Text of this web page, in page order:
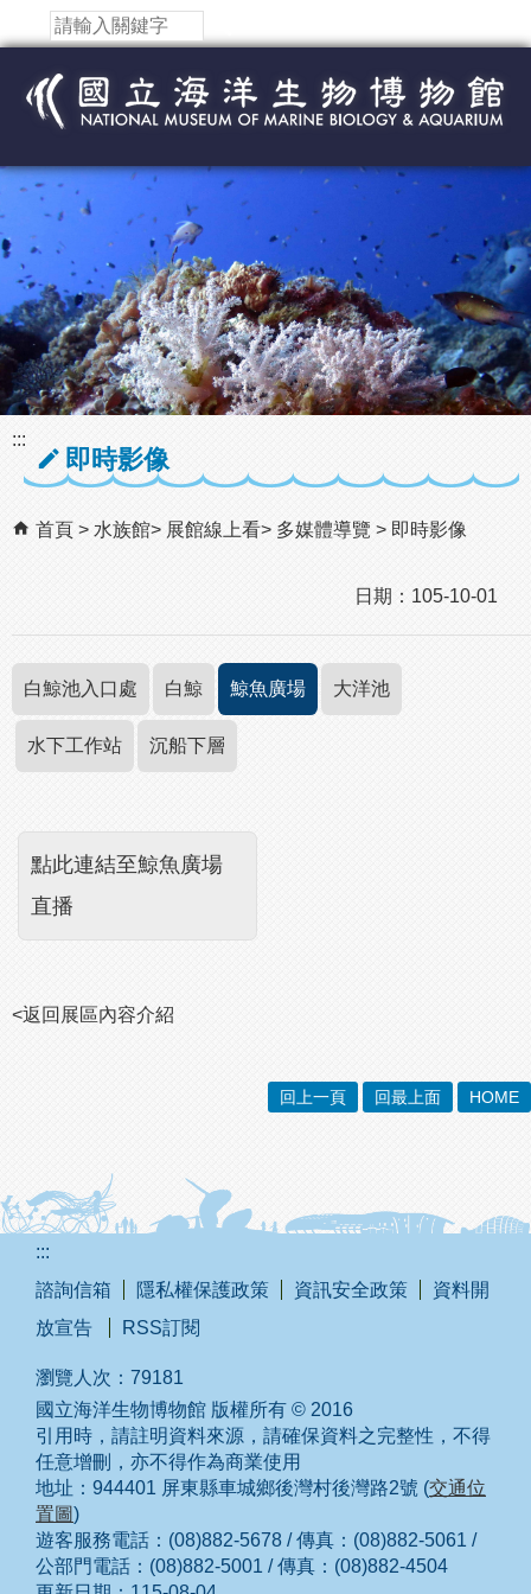
跳到主要內容區塊
:::
即時影像
首頁 水族館 展館線上看 多媒體導覽 即時影像
日期：105-10-01
白鯨池入口處 白鯨 鯨魚廣場 大洋池
水下工作站 沉船下層
點此連結至鯨魚廣場
直播
<返回展區內容介紹
回上一頁 回最上面 HOME
:::
諮詢信箱
隱私權保護政策 資訊安全政策
資料開
放宣告
RSS訂閱
瀏覽人次： 79181
國立海洋生物博物館 版權所有 © 2016
引用時，請註明資料來源，請確保資料之完整性，不得
任意增刪，亦不得作為商業使用
地址：944401 屏東縣車城鄉後灣村後灣路2號 (交通位
置圖)
遊客服務電話：(08)882-5678 / 傳真：(08)882-5061 /
公部門電話：(08)882-5001 / 傳真：(08)882-4504